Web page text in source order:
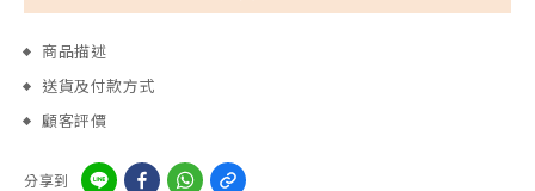
商品描述
送貨及付款方式
顧客評價
分享到